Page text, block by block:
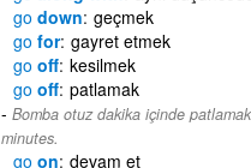
go down geçmek
go for gayret etmek
go off kesilmek
go off patlamak
Bomba otuz dakika içinde patlamak
minutes.
go on devam et